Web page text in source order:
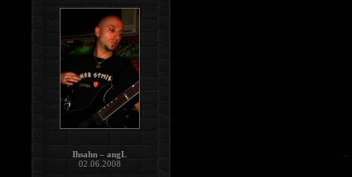
Ihsahn – angL
02.06.2008